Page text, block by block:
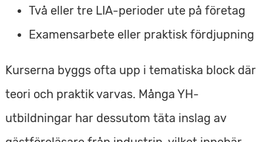
Två eller tre LIA-perioder ute på företag
Examensarbete eller praktisk fördjupning
Kurserna byggs ofta upp i tematiska block där
teori och praktik varvas. Många YH-
utbildningar har dessutom täta inslag av